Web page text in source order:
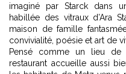
imaginé par Starck dans
habillée des vitraux d’Ara
maison de famille
convivialité, poésie et art de
Pensé comme un lieu de
restaurant accueille aussi